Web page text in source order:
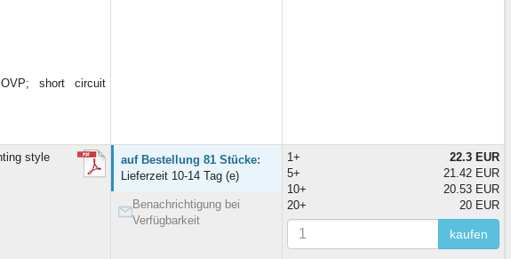
short circuit
style
auf Bestellung 81 Stücke:
Lieferzeit 10-14 Tag (e)
Benachrichtigung bei
Verfügbarkeit
1+
22.3 EUR
5+
21.42 EUR
10+
20.53 EUR
20+
20 EUR
kaufen